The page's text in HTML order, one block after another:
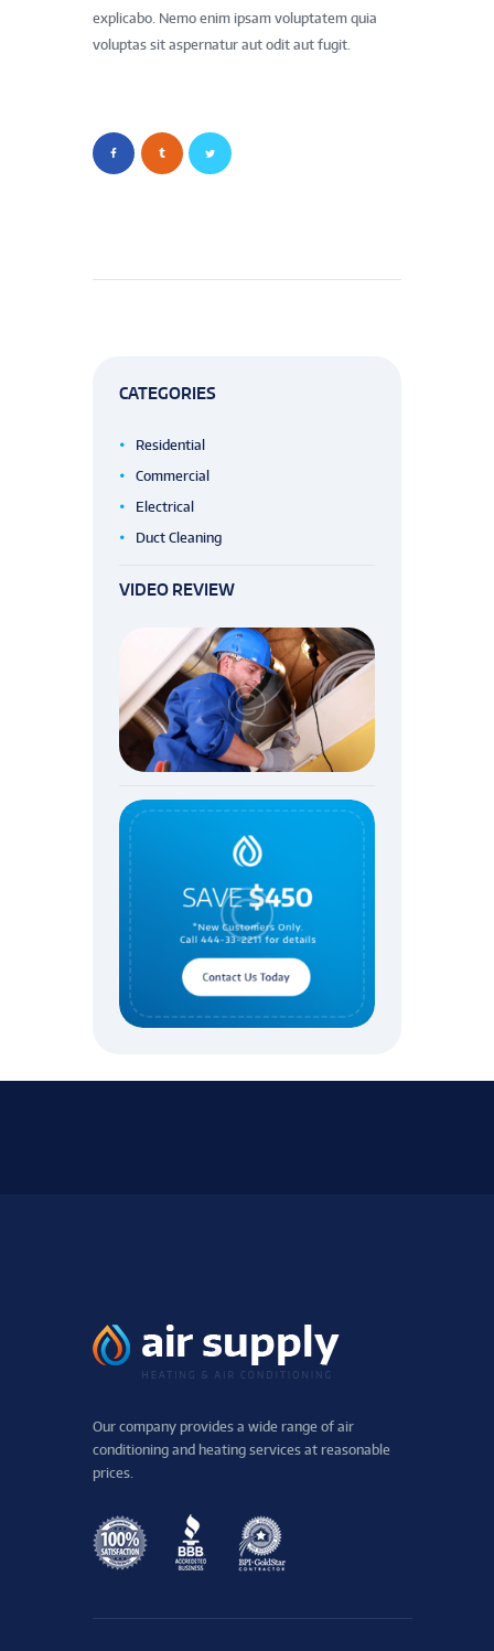
explicabo. Nemo enim ipsam voluptatem quia
voluptas sit aspernatur aut odit aut fugit.
CATEGORIES
Residential
Commercial
Electrical
Duct Cleaning
VIDEO REVIEW
Our company provides a wide range of air
conditioning and heating services at reasonable
prices.